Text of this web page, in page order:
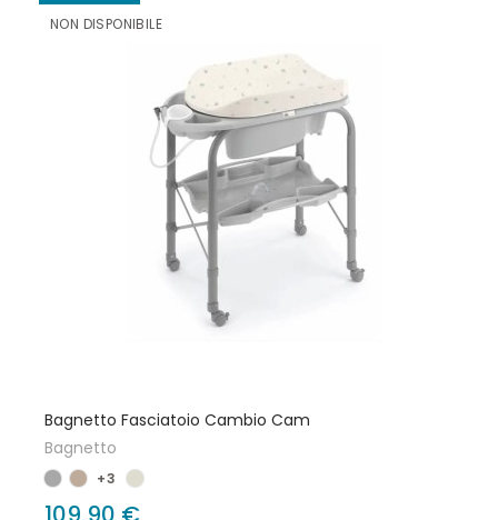
NON DISPONIBILE
Bagnetto Fasciatoio Cambio Cam
Bagnetto
+3